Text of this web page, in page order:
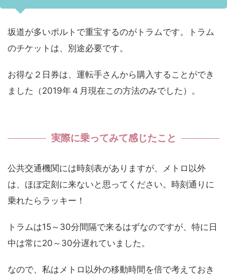
坂道が多いポルトで重宝するのがトラムです。トラム
のチケットは、別途必要です。
お得な２日券は、運転手さんから購入することができ
ました（2019年４月現在この方法のみでした）。
実際に乗ってみて感じたこと
公共交通機関には時刻表がありますが、メトロ以外
は、ほぼ定刻に来ないと思ってください。時刻通りに
乗れたらラッキー！
トラムは15～30分間隔で来るはずなのですが、特に日
中は常に20～30分遅れていました。
なので、私はメトロ以外の移動時間を倍で考えておき